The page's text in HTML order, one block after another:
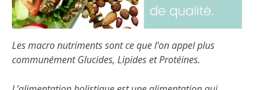
Les macro nutriments sont ce que l’on appel plus
communément Glucides, Lipides et Protéines.